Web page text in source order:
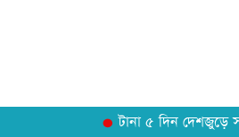
টানা ৫ দিন দেশজুড়ে